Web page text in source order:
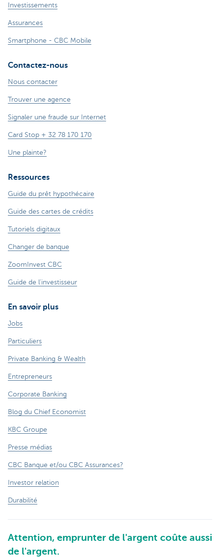
Investissements
Assurances
Smartphone - CBC Mobile
Contactez-nous
Nous contacter
Trouver une agence
Signaler une fraude sur Internet
Card Stop + 32 78 170 170
Une plainte?
Ressources
Guide du prêt hypothécaire
Guide des cartes de crédits
Tutoriels digitaux
Changer de banque
ZoomInvest CBC
Guide de l'investisseur
En savoir plus
Jobs
Particuliers
Private Banking & Wealth
Entrepreneurs
Corporate Banking
Blog du Chief Economist
KBC Groupe
Presse médias
CBC Banque et/ou CBC Assurances?
Investor relation
Durabilité
Attention, emprunter de l'argent coûte aussi
de l'argent.